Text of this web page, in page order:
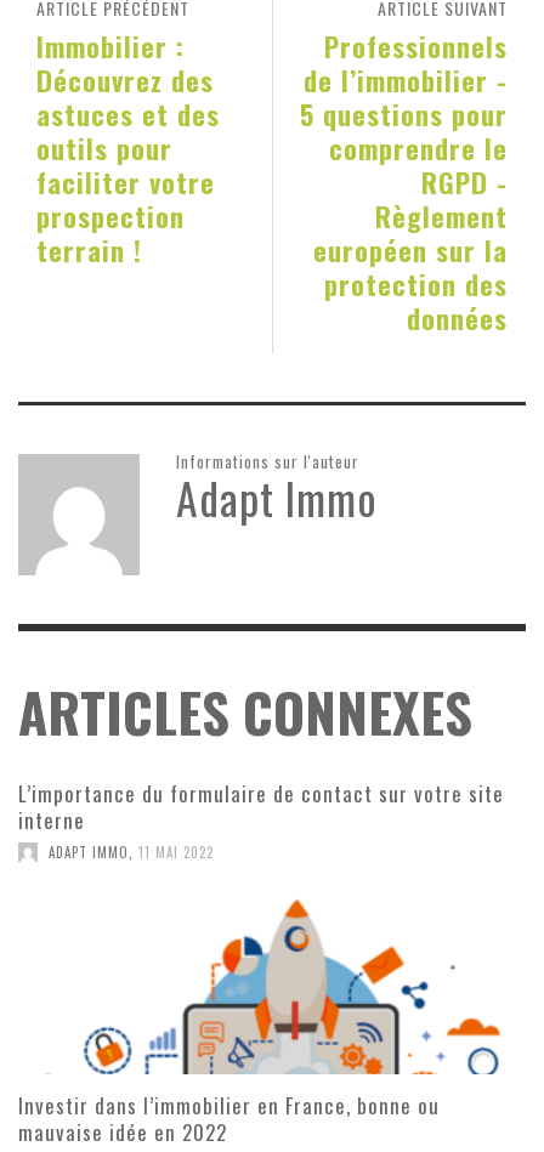
ARTICLE SUIVANT
Professionnels
de l’immobilier -
5 questions pour
comprendre le
RGPD -
Règlement
européen sur la
protection des
données
ARTICLE PRÉCÉDENT
Immobilier :
Découvrez des
astuces et des
outils pour
faciliter votre
prospection
terrain !
Informations sur l'auteur
Adapt Immo
ARTICLES CONNEXES
L’importance du formulaire de contact sur votre site
interne
ADAPT IMMO 11 MAI 2022
Investir dans l’immobilier en France, bonne ou
mauvaise idée en 2022